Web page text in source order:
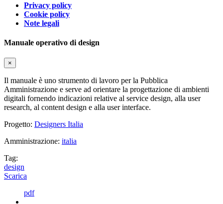
Privacy policy
Cookie policy
Note legali
Manuale operativo di design
×
Il manuale è uno strumento di lavoro per la Pubblica
Amministrazione e serve ad orientare la progettazione di ambienti
digitali fornendo indicazioni relative al service design, alla user
research, al content design e alla user interface.
Progetto: Designers Italia
Amministrazione: italia
Tag:
design
Scarica
pdf